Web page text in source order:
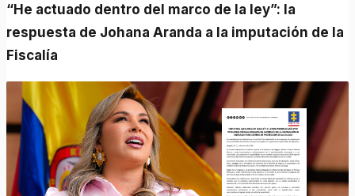
“He actuado dentro del marco de la ley”: la
respuesta de Johana Aranda a la imputación de la
Fiscalía